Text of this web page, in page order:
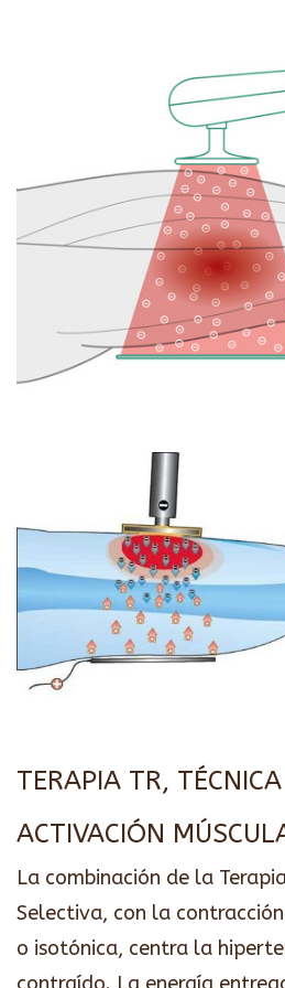
TERAPIA TR,
ACTIVACIÓN
La combinación de la
Selectiva, con la
o isotónica, centra la